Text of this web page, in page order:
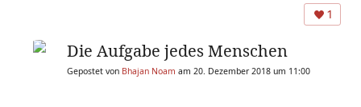
1
Die Aufgabe jedes Menschen
Gepostet von Bhajan Noam am 20. Dezember 2018 um 11:00